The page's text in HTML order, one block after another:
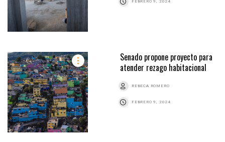
FEBRERO 9, 2024
Senado propone proyecto para
atender rezago habitacional
REBECA ROMERO
FEBRERO 9, 2024